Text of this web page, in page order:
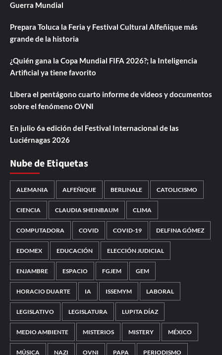
Guerra Mundial
Prepara Toluca la Feria y Festival Cultural Alfeñique más
grande de la historia
¿Quién gana la Copa Mundial FIFA 2026?; la Inteligencia
Artificial ya tiene favorito
Libera el pentágono cuarto informe de videos y documentos
sobre el fenómeno OVNI
En julio 6a edición del Festival Internacional de las
Luciérnagas 2026
Nube de Etiquetas
ALEMANIA ALFEÑIQUE BERLINALE CATOLICISMO
CIENCIA CLAUDIA SHEINBAUM CLIMA
COMPUTADORA COVID COVID-19 DELFINA GÓMEZ
EDOMEX EDUCACIÓN ELECCIÓN JUDICIAL
ENJAMBRE ESPACIO FGJEM GEM
HORACIO DUARTE IA ISSEMYM LABORAL
LEGISLATIVO LEGISLATURA LUPITA DÍAZ
MEDIO AMBIENTE MISTERIOS MISTERY MÉXICO
MÚSICA NAZI OVNI PAPA PERIODISMO